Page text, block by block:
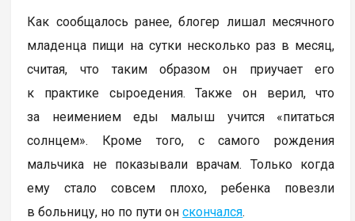
Как сообщалось ранее, блогер лишал месячного
младенца пищи на сутки несколько раз в месяц,
считая, что таким образом он приучает его
к практике сыроедения. Также он верил, что
за неимением еды малыш учится «питаться
солнцем». Кроме того, с самого рождения
мальчика не показывали врачам. Только когда
ему стало совсем плохо, ребенка повезли
в больницу, но по пути онскончался.